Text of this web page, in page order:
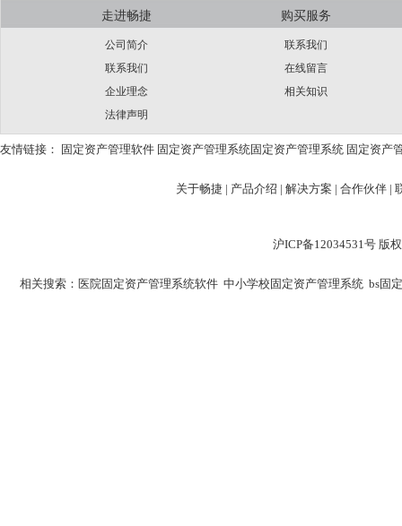
走进畅捷
公司简介
联系我们
企业理念
法律声明
购买服务
联系我们
在线留言
相关知识
友情链接： 固定资产管理软件 固定资产管理系统固定资产管理系统 固定资产
关于畅捷 | 产品介绍 | 解决方案 | 合作伙伴 |
沪ICP备12034531号 版
相关搜索： 医院固定资产管理系统软件 中小学校固定资产管理系统 bs固